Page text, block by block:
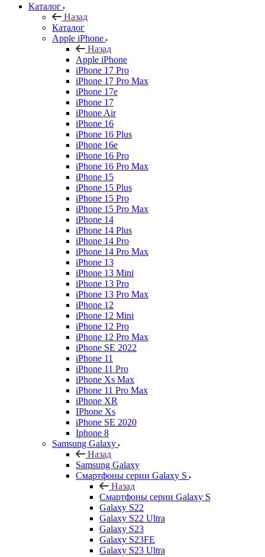
Каталог
Назад
Каталог
Apple iPhone
Назад
Apple iPhone
iPhone 17 Pro
iPhone 17 Pro Max
iPhone 17e
iPhone 17
iPhone Air
iPhone 16
iPhone 16 Plus
iPhone 16e
iPhone 16 Pro
iPhone 16 Pro Max
iPhone 15
iPhone 15 Plus
iPhone 15 Pro
iPhone 15 Pro Max
iPhone 14
iPhone 14 Plus
iPhone 14 Pro
iPhone 14 Pro Max
iPhone 13
iPhone 13 Mini
iPhone 13 Pro
iPhone 13 Pro Max
iPhone 12
iPhone 12 Mini
iPhone 12 Pro
iPhone 12 Pro Max
iPhone SE 2022
iPhone 11
iPhone 11 Pro
iPhone Xs Max
iPhone 11 Pro Max
iPhone XR
IPhone Xs
iPhone SE 2020
Iphone 8
Samsung Galaxy
Назад
Samsung Galaxy
Смартфоны серии Galaxy S
Назад
Смартфоны серии Galaxy S
Galaxy S22
Galaxy S22 Ultra
Galaxy S23
Galaxy S23FE
Galaxy S23 Ultra